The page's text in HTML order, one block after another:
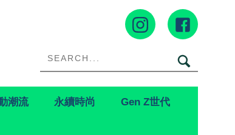
潮流 永續時尚 Gen Z世代